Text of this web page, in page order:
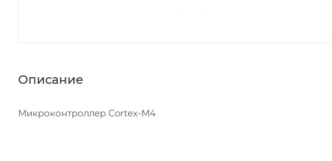
Описание
Микроконтроллер Cortex-M4